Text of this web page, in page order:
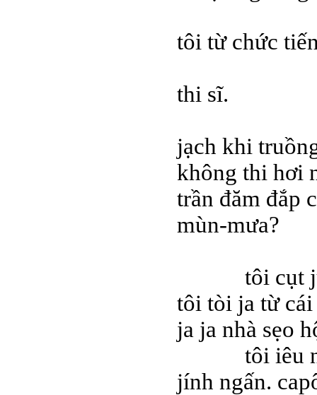
tôi từ chức
thi sĩ.
jạch khi
không thi hơi
trần đăm đắp
mùn-mưa?
tôi cụt jủn
tôi tòi ja từ
ja ja nhà sẹo
tôi iêu
jính ngấn.